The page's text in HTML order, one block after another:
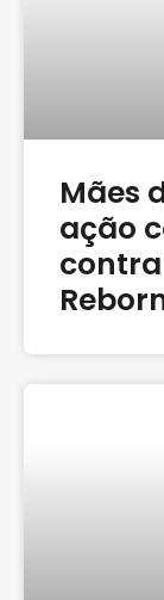
Mães
ação
contra